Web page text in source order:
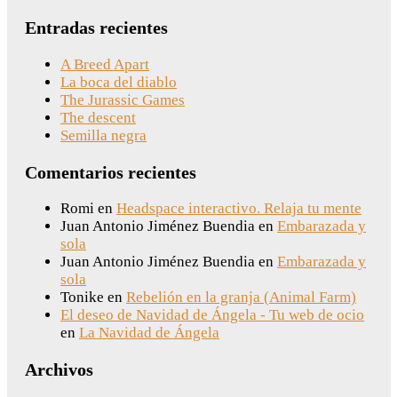
Entradas recientes
A Breed Apart
La boca del diablo
The Jurassic Games
The descent
Semilla negra
Comentarios recientes
Romi en Headspace interactivo. Relaja tu mente
Juan Antonio Jiménez Buendia en Embarazada y
sola
Juan Antonio Jiménez Buendia en Embarazada y
sola
Tonike en Rebelión en la granja (Animal Farm)
El deseo de Navidad de Ángela - Tu web de ocio
en La Navidad de Ángela
Archivos